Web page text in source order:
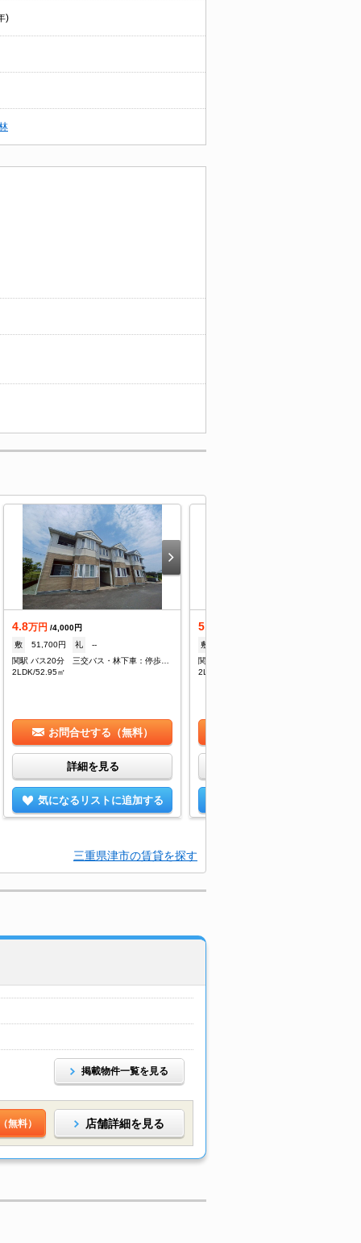
)
4.8万円 /4,000円
敷
51,700円 礼
--
関駅 バス20分 三交バス・林下車：停歩2分
2LDK/52.95㎡
お問合せする（無料）
詳細を見る
気になるリストに追加する
5.1
敷
2LDK/52.95㎡
三重県津市の賃貸を探す
掲載物件一覧を見る
無料） 店舗詳細を見る